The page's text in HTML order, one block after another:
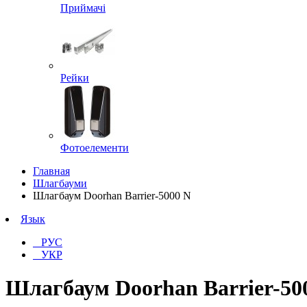
Приймачі
Рейки
Фотоелементи
Главная
Шлагбауми
Шлагбаум Doorhan Barrier-5000 N
Язык
РУС
УКР
Шлагбаум Doorhan Barrier-